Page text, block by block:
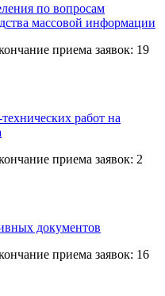
по вопросам
массовой информации
приема заявок: 19
работ на
приема заявок: 2
документов
приема заявок: 16